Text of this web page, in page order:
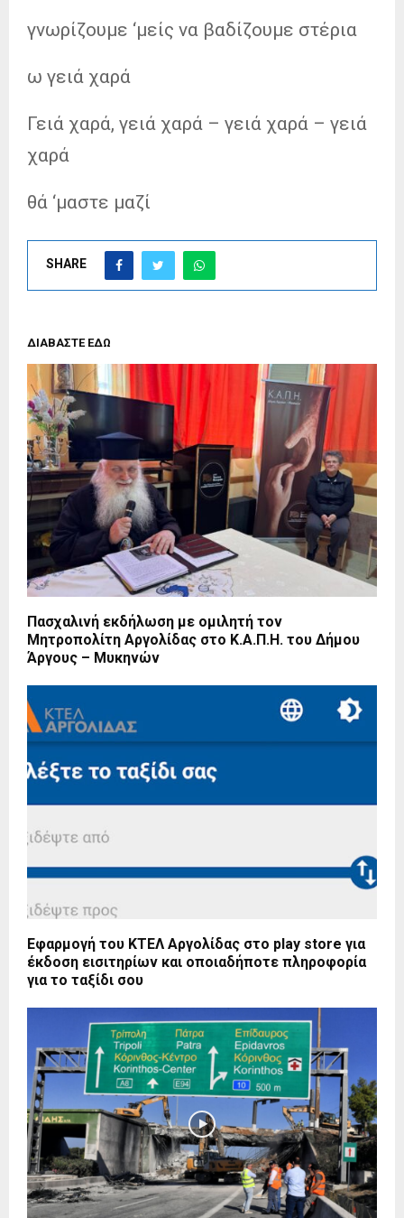
γνωρίζουμε ‘μείς να βαδίζουμε στέρια
ω γειά χαρά
Γειά χαρά, γειά χαρά – γειά χαρά – γειά
χαρά
θά ‘μαστε μαζί
SHARE
ΔΙΑΒΑΣΤΕ ΕΔΩ
Πασχαλινή εκδήλωση με ομιλητή τον
Μητροπολίτη Αργολίδας στο Κ.Α.Π.Η. του Δήμου
Άργους – Μυκηνών
Εφαρμογή του ΚΤΕΛ Αργολίδας στο play store για
έκδοση εισιτηρίων και οποιαδήποτε πληροφορία
για το ταξίδι σου